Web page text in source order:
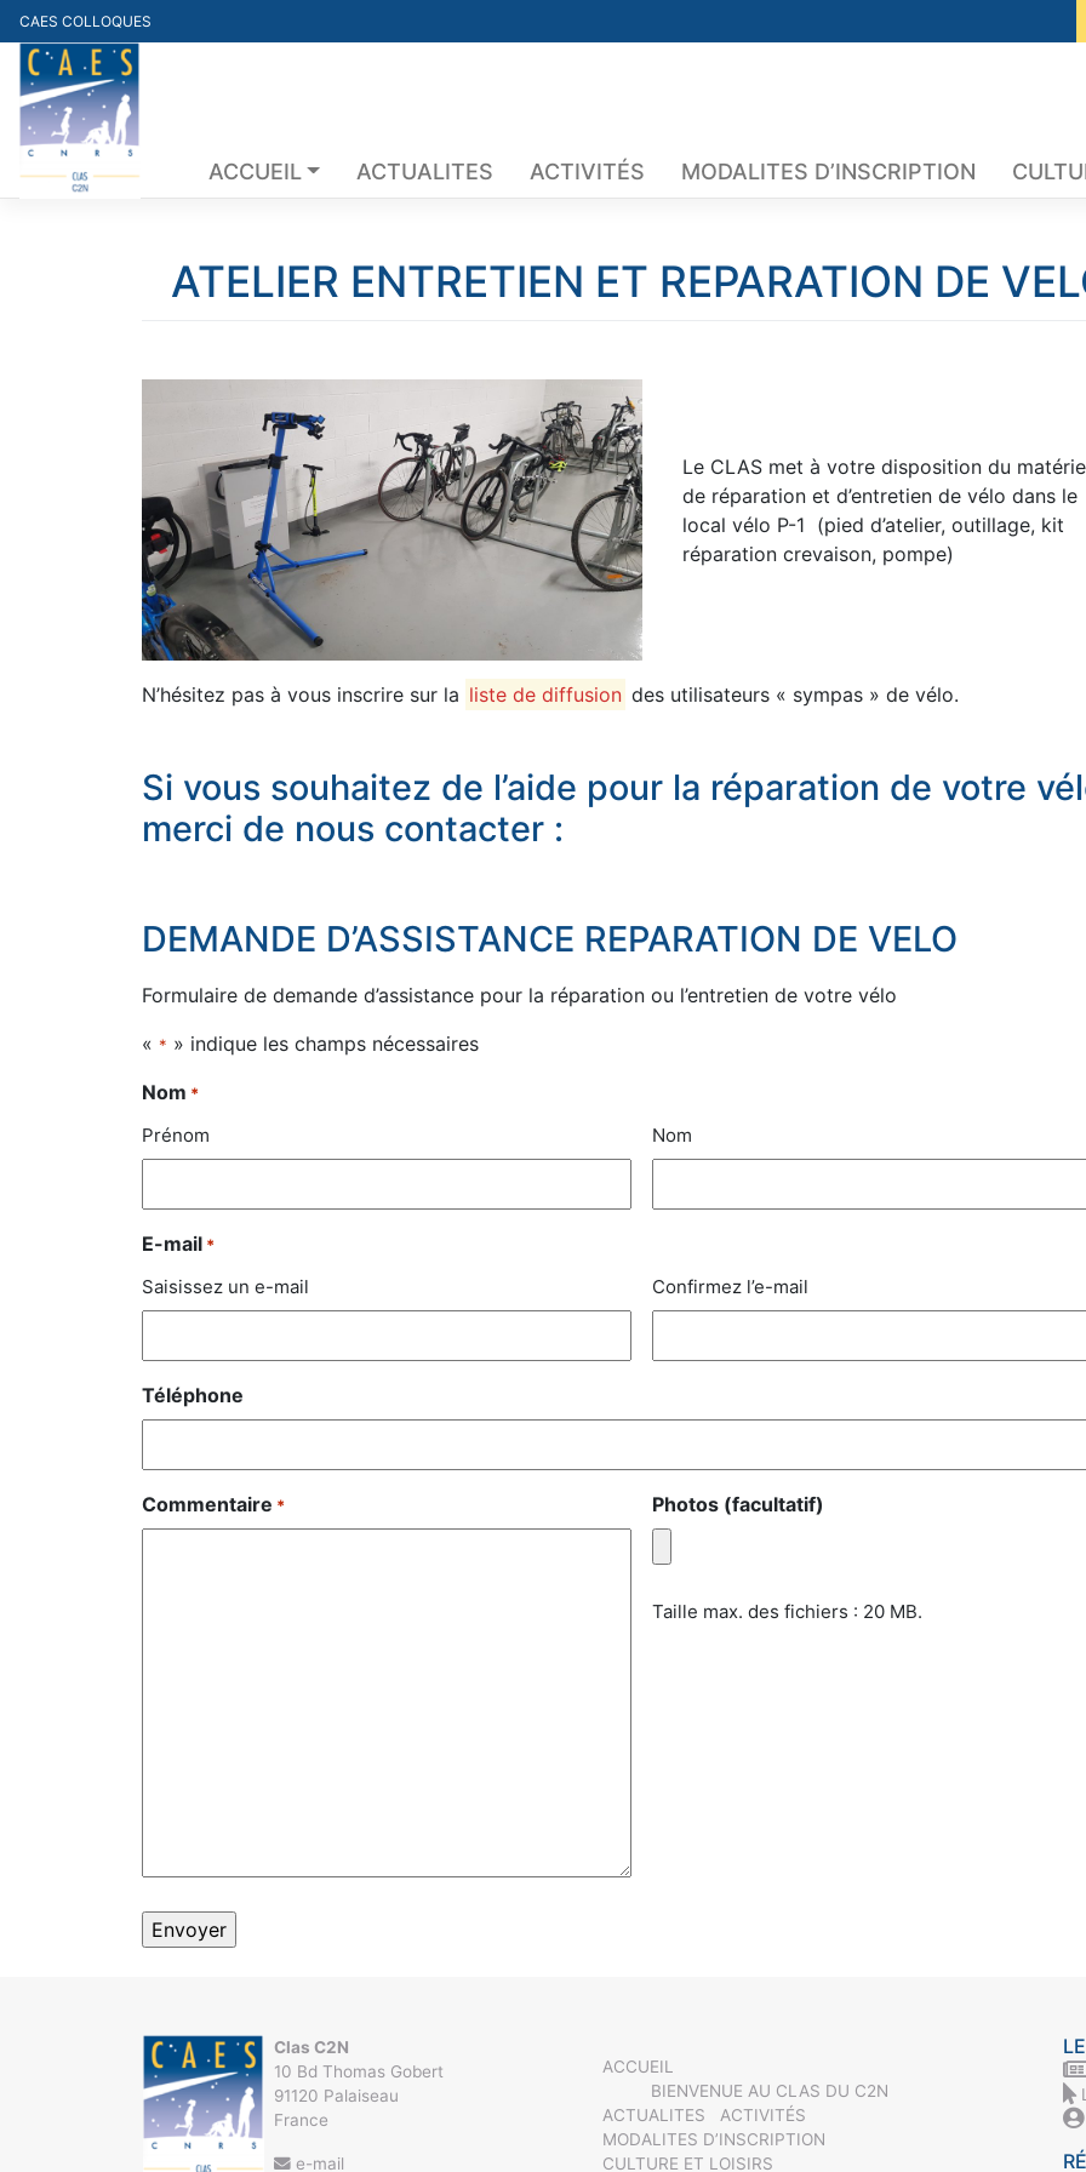
Skip
to
content
CAES COLLOQUES
ACCUEIL ACTUALITES ACTIVITÉS MODALITES D’INSCRIPTION
ATELIER ENTRETIEN ET REPARATION DE
Le CLAS met à votre disposition du
de réparation et d’entretien de vélo dans le
local vélo P-1 (pied d’atelier, outillage, kit
réparation crevaison, pompe)
N’hésitez pas à vous inscrire sur la liste de diffusion des utilisateurs « sympas » de vélo.
Si vous souhaitez de l’aide pour la réparation de votre
merci de nous contacter :
DEMANDE D’ASSISTANCE REPARATION DE VELO
Formulaire de demande d’assistance pour la réparation ou l’entretien de votre vélo
« * » indique les champs nécessaires
Nom *
Prénom Nom
E-mail *
Saisissez un e-mail Confirmez l’e-mail
Téléphone
Commentaire * Photos (facultatif)
Taille max. des fichiers : 20 MB.
Clas C2N
10 Bd Thomas Gobert
91120 Palaiseau
France
e-mail
ACCUEIL
BIENVENUE AU CLAS DU C2N
ACTUALITES
ACTIVITÉS
MODALITES D’INSCRIPTION
CULTURE ET LOISIRS